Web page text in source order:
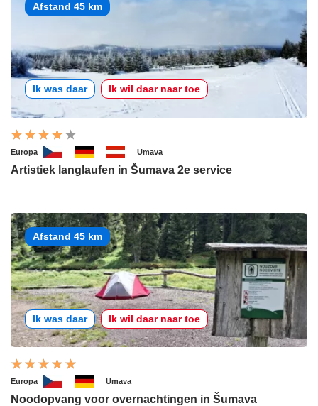
Afstand 45 km
Ik was daar Ik wil daar naar toe
Europa Umava
Artistiek langlaufen in Šumava 2e service
Afstand 45 km
Ik was daar Ik wil daar naar toe
Europa Umava
Noodopvang voor overnachtingen in Šumava